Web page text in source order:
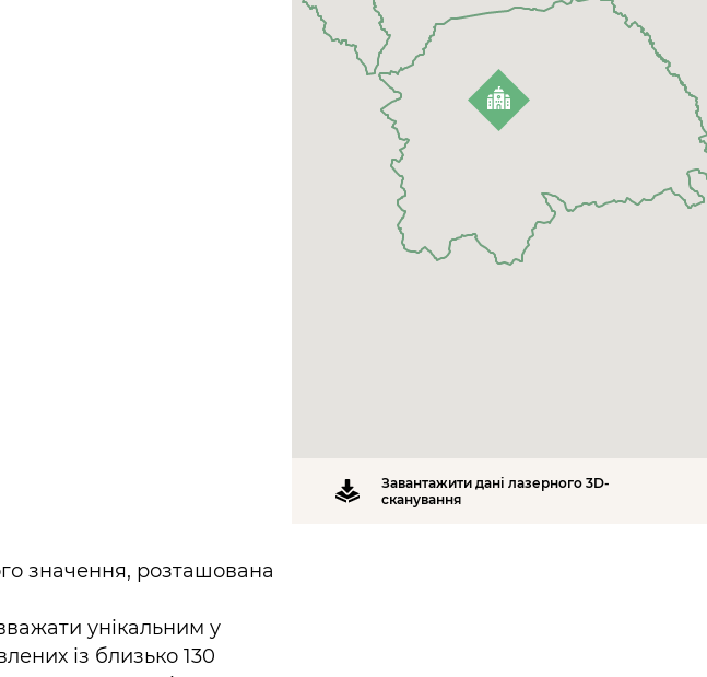
Завантажити дані лазерного 3D-
сканування
значення, розташована
унікальним у
із близько 130